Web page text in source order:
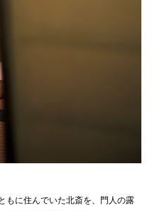
もに住んでいた北斎を、門人の露